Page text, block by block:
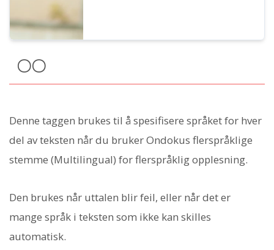
〇〇
Denne taggen brukes til å spesifisere språket for hver
del av teksten når du bruker Ondokus flerspråklige
stemme (Multilingual) for flerspråklig opplesning.
Den brukes når uttalen blir feil, eller når det er
mange språk i teksten som ikke kan skilles
automatisk.